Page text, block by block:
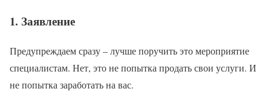
1. Заявление
Предупреждаем сразу – лучше поручить это мероприятие
специалистам. Нет, это не попытка продать свои услуги. И
не попытка заработать на вас.